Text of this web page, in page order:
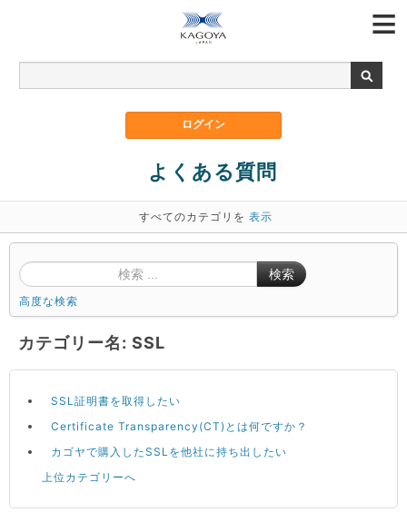
よくある質問
すべてのカテゴリを 表示
検索
高度な検索
カテゴリー名: SSL
SSL証明書を取得したい
Certificate Transparency(CT)とは何ですか？
カゴヤで購入したSSLを他社に持ち出したい
上位カテゴリーへ